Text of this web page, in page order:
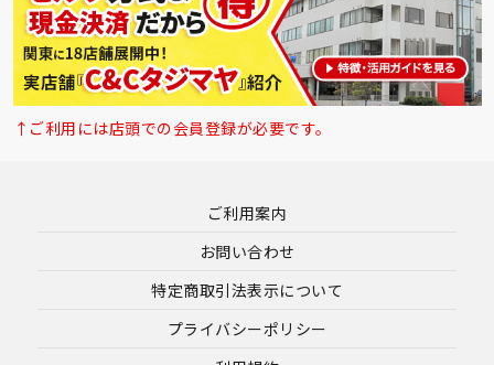
↑ご利用には店頭での会員登録が必要です。
ご利用案内
お問い合わせ
特定商取引法表示について
プライバシーポリシー